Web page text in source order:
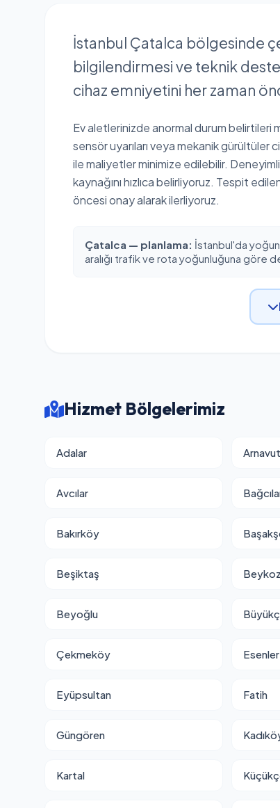
İstanbul Çatalca bölgesinde
bilgilendirmesi ve teknik
cihaz emniyetini her zaman
Ev aletlerinizde anormal durum belirtileri
sensör uyarıları veya mekanik gürültüler
ile maliyetler minimize edilebilir.
kaynağını hızlıca belirliyoruz. Tespit
öncesi onay alarak ilerliyoruz.
Çatalca — planlama: İstanbul'da
aralığı trafik ve rota yoğunluğuna göre
Hizmet Bölgelerimiz
Adalar
Avcılar
Bakırköy
Beşiktaş Beykoz
Beyoğlu
Çekmeköy Esenler
Eyüpsultan Fatih
Güngören
Kartal